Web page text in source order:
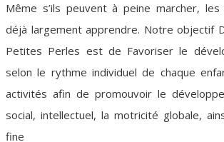
Même s’ils peuvent à peine marcher,
déjà largement apprendre. Notre objectif
Petites Perles est de Favoriser le
selon le rythme individuel de chaque
activités afin de promouvoir le
social, intellectuel, la motricité globale,
fine